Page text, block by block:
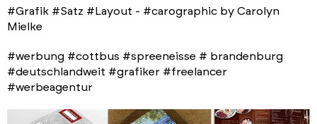
#Grafik #Satz #Layout - #carographic by Carolyn
Mielke
#werbung #cottbus #spreeneisse # brandenburg
#deutschlandweit #grafiker #freelancer
#werbeagentur